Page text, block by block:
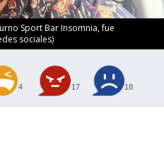
Sport Bar Insomnia, fue
sociales)
4 17 18